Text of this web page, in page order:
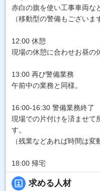
赤白の旗を使い工事車両な
（移動型の警備もございま
12:00 休憩
現場の休憩に合わせお昼の
13:00 再び警備業務
午前中の業務と同様。
16:00-16:30 警備業務終了
現場での片付けを済ませて
す。
（残業などあれば時間は変
18:00 帰宅
portrait 求める人材